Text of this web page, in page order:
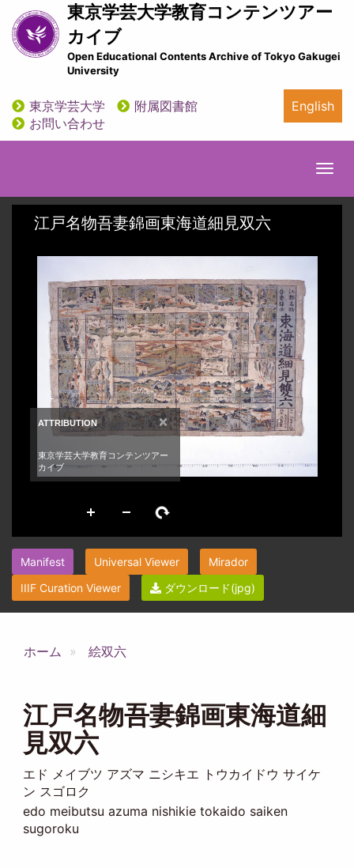
イ
ン
ン
ツ
東京学芸大学教育コンテンツアー
カイブ
Open Educational Contents Archive of Tokyo Gakugei
University
utility
東京学芸大学
附属図書館
お問い合わせ
English
Manifest Universal Viewer
Mirador
IIIF Curation Viewer
ダウンロード(jpg)
ホーム 絵双六
江戸名物吾妻錦画東海道細
見双六
エド メイブツ アズマ ニシキエ トウカイドウ サイケ
ン スゴロク
edo meibutsu azuma nishikie tokaido saiken
sugoroku